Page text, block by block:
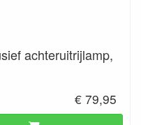
achteruitrijlamp,
€ 79,95